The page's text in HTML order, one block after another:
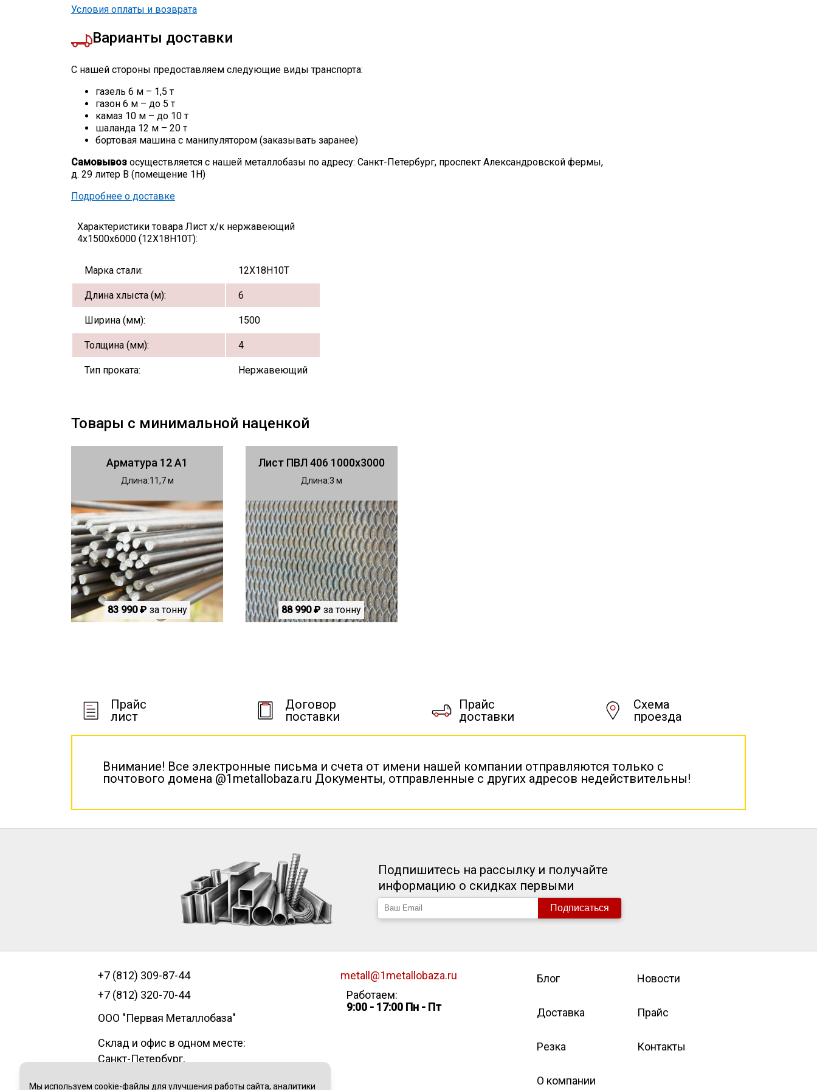
Условия оплаты и возврата
Варианты доставки
С нашей стороны предоставляем следующие виды транспорта:
газель 6 м – 1,5 т
газон 6 м – до 5 т
камаз 10 м – до 10 т
шаланда 12 м – 20 т
бортовая машина с манипулятором (заказывать заранее)
Самовывоз осуществляется с нашей металлобазы по адресу: Санкт-Петербург, проспект Александровской фермы,
д. 29 литер В (помещение 1Н)
Подробнее о доставке
Характеристики товара Лист х/к нержавеющий
4х1500х6000 (12Х18Н10Т):
Марка стали: 12Х18Н10Т
Длина хлыста (м): 6
Ширина (мм): 1500
Толщина (мм): 4
Тип проката: Нержавеющий
Товары с минимальной наценкой
Арматура 12 А1
Длина 11,7
83 990 ₽ за тонну
Лист ПВЛ 406 1000х3000
Длина 3
88 990 ₽ за тонну
Прайс
лист
Договор
поставки
Прайс
доставки
Схема
проезда
Внимание! Все электронные письма и счета от имени нашей компании отправляются только с
почтового домена @1metallobaza.ru Документы, отправленные с других адресов недействительны!
Подпишитесь на рассылку и получайте
информацию о скидках первыми
Подписаться
+7 (812) 309-87-44
+7 (812) 320-70-44
ООО "Первая Металлобаза"
Склад и офис в одном месте:
Санкт-Петербург,
metall@1metallobaza.ru
Работаем:
9:00 - 17:00 Пн - Пт
Блог Новости
Доставка Прайс
Резка Контакты
О компании
Мы используем cookie-файлы для улучшения работы сайта, аналитики